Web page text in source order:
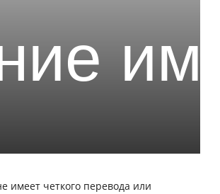
имеет четкого перевода или